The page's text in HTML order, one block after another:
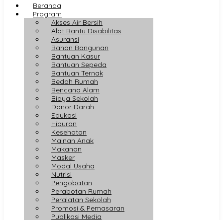
Beranda
Program
Akses Air Bersih
Alat Bantu Disabilitas
Asuransi
Bahan Bangunan
Bantuan Kasur
Bantuan Sepeda
Bantuan Ternak
Bedah Rumah
Bencana Alam
Biaya Sekolah
Donor Darah
Edukasi
Hiburan
Kesehatan
Mainan Anak
Makanan
Masker
Modal Usaha
Nutrisi
Pengobatan
Perabotan Rumah
Peralatan Sekolah
Promosi & Pemasaran
Publikasi Media